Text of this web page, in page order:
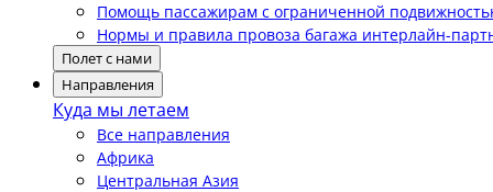
Помощь пассажирам с ограниченной
Нормы и правила провоза багажа интерлайн-
Полет с нами
Направления
Куда мы летаем
Все направления
Африка
Центральная Азия